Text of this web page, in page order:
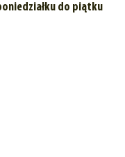
do piątku